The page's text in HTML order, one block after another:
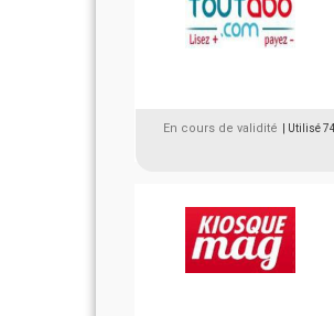
En cours de validité | Utilisé